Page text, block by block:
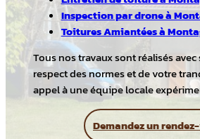
Inspection par drone à
Toitures Amiantées à
Tous nos travaux sont réalisés
respect des normes et de votre
appel à une équipe locale
Demandez un